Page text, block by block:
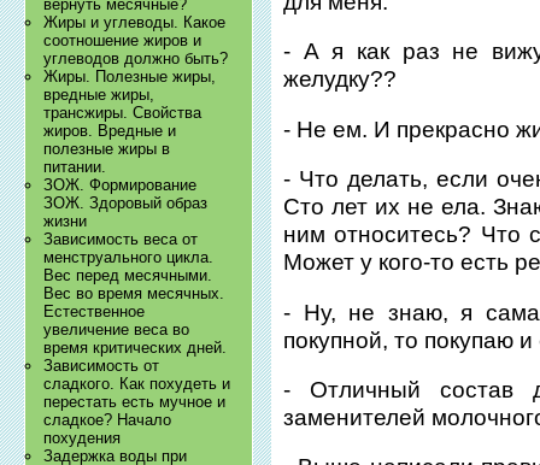
вернуть месячные?
Жиры и углеводы. Какое
соотношение жиров и
углеводов должно быть?
Жиры. Полезные жиры,
вредные жиры,
трансжиры. Свойства
жиров. Вредные и
полезные жиры в
питании.
ЗОЖ. Формирование
ЗОЖ. Здоровый образ
жизни
Зависимость веса от
менструального цикла.
Вес перед месячными.
Вес во время месячных.
Естественное
увеличение веса во
время критических дней.
Зависимость от
сладкого. Как похудеть и
перестать есть мучное и
сладкое? Начало
похудения
Задержка воды при
- А я как раз не
желудку??
- Не ем. И прекрасно
- Что делать, если
Сто лет их не ела.
ним относитесь? Что
Может у кого-то есть
- Ну, не знаю, я
покупной, то покупаю
- Отличный состав
заменителей